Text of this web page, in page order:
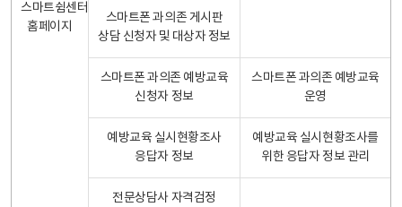
스마트쉼센터
홈페이지
스마트폰 과의존 게시판
상담 신청자 및 대상자 정보
스마트폰 과의존 예방교육
신청자 정보
스마트폰 과의존 예방교육
운영
예방교육 실시현황조사
응답자 정보
예방교육 실시현황조사를
위한 응답자 정보 관리
전문상담사 자격검정